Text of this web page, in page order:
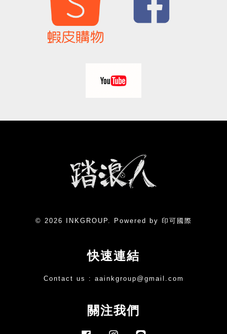
© 2026 INKGROUP. Powered by 印可國際
快速連結
Contact us : aainkgroup@gmail.com
關注我們